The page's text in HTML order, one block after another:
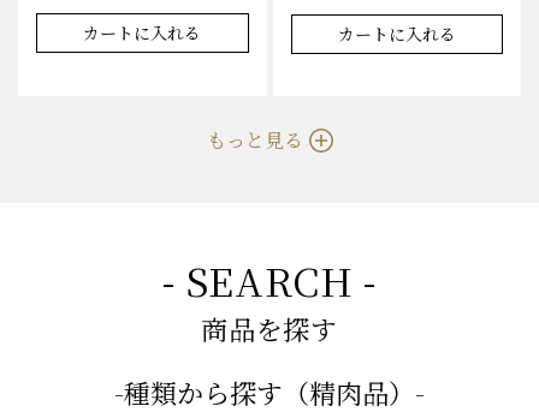
カートに入れる カートに入れる
もっと見る
- SEARCH -
商品を探す
-種類から探す（精肉品）-